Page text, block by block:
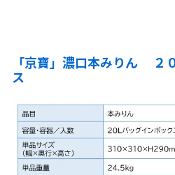
「京寶」濃口本みりん ２
ス